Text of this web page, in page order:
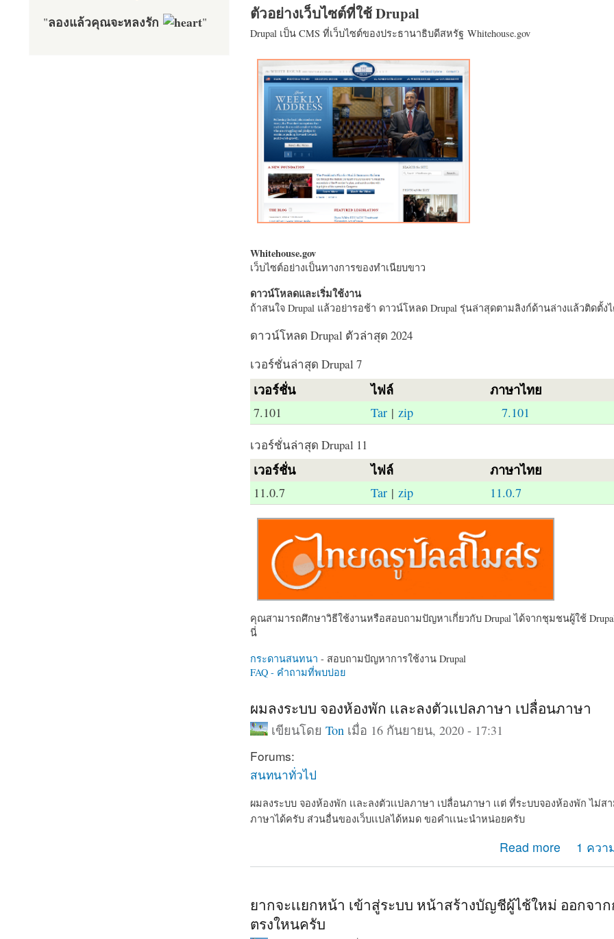
ตัวอย่างเว็บไซต์ที่ใช้ Drupal
Drupal เป็น CMS ที่เว็บไซต์ของประธานาธิบดีสหรัฐ Whitehouse.gov
Whitehouse.gov
เว็บไซต์อย่างเป็นทางการของทำเนียบขาว
ดาวน์โหลดและเริ่มใช้งาน
ถ้าสนใจ Drupal แล้วอย่ารอช้า ดาวน์โหลด Drupal รุ่นล่าสุดตามลิงก์ด้านล่างแล้วติดตั้ง
ดาวน์โหลด Drupal ตัวล่าสุด 2024
เวอร์ชั่นล่าสุด Drupal 7
เวอร์ชั่น ไฟล์ ภาษาไทย
7.101 Tar| zip 7.101
เวอร์ชั่นล่าสุด Drupal 11
เวอร์ชั่น ไฟล์ ภาษาไทย
11.0.7 Tar| zip 11.0.7
คุณสามารถศึกษาวิธีใช้งานหรือสอบถามปัญหาเกี่ยวกับ Drupal ได้จากชุมชนผู้ใช้
นี่
กระดานสนทนา - สอบถามปัญหาการใช้งาน Drupal
FAQ - คำถามที่พบบ่อย
ผมลงระบบ จองห้องพัก เเละลงตัวเเปลภาษา เปลื่อนภาษา
เขียนโดยTon เมื่อ 16 กันยายน, 2020 - 17:31
Forums:
สนทนาทั่วไป
ผมลงระบบ จองห้องพัก เเละลงตัวเเปลภาษา เปลื่อนภาษา เเต่ ที่ระบบจองห้องพัก ไม่สา
ภาษาได้ครับ ส่วนอื่นของเว็บเเปลได้หมด ขอคำเเนะนำหน่อยครับ
Read more
about ผมลงระบบ จองห้องพัก เเละลงตัวเเปลภาษา เปลื่อนภาษา 1 ควา
ยากจะเเยกหน้า เข้าสู่ระบบ หน้าสร้างบัญชีผู้ไช้ใหม่ ออกจา
ตรงใหนครับ
"ลองแล้วคุณจะหลงรัก "